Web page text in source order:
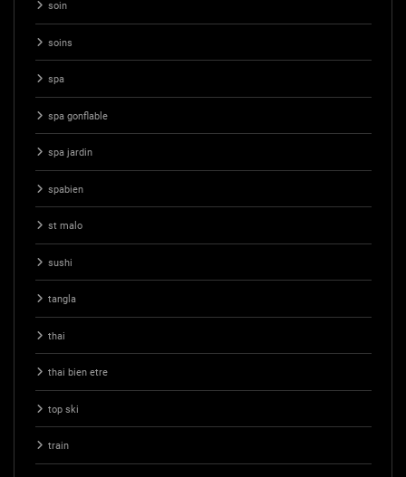
soin
soins
spa
spa gonflable
spa jardin
spabien
st malo
sushi
tangla
thai
thai bien etre
top ski
train